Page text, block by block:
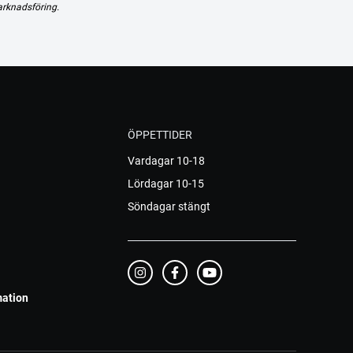
ÖPPETTIDER
Vardagar 10-18
Lördagar 10-15
Söndagar stängt